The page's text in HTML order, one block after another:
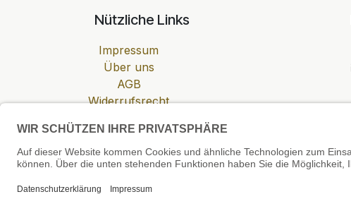
Nützliche Links
Impressum
Über uns
AGB
Widerrufsrecht
Zahlung & Versand
Cookie-Einstellungen